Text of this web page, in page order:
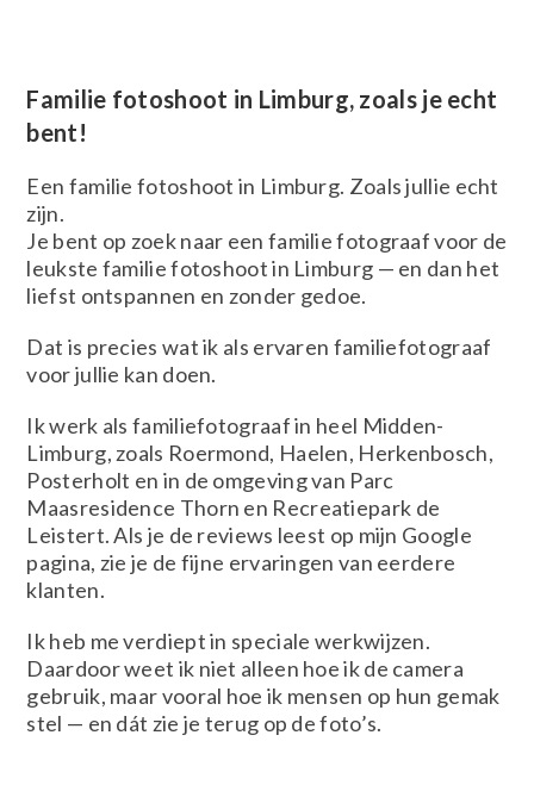
Familie fotoshoot in Limburg, zoals je echt
bent!
Een familie fotoshoot in Limburg. Zoals jullie echt
zijn.
Je bent op zoek naar een familie fotograaf voor de
leukste familie fotoshoot in Limburg — en dan het
liefst ontspannen en zonder gedoe.
Dat is precies wat ik als ervaren familiefotograaf
voor jullie kan doen.
Ik werk als familiefotograaf in heel Midden-
Limburg, zoals Roermond, Haelen, Herkenbosch,
Posterholt en in de omgeving van Parc
Maasresidence Thorn en Recreatiepark de
Leistert. Als je de reviews leest op mijn Google
pagina, zie je de fijne ervaringen van eerdere
klanten.
Ik heb me verdiept in speciale werkwijzen.
Daardoor weet ik niet alleen hoe ik de camera
gebruik, maar vooral hoe ik mensen op hun gemak
stel — en dát zie je terug op de foto’s.